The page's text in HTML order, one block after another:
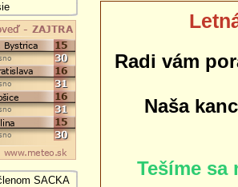
Radi vám
Naša
Tešíme sa
SACKA